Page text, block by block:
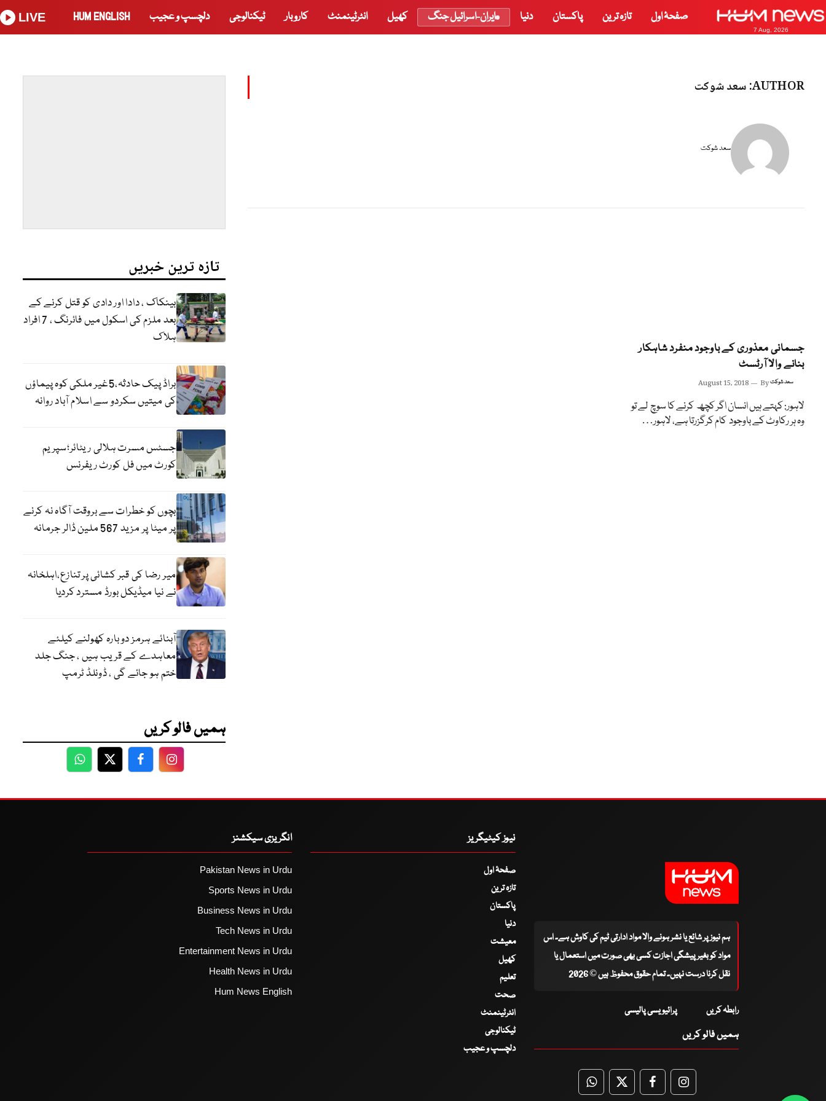
7 Aug, 2026
صفحۂ اول تازہ ترین پاکستان دنیا ایران-اسرائیل جنگ کھیل انٹرٹینمنٹ کاروبار ٹیکنالوجی دلچسپ و عجیب HUM ENGLISH
LIVE
AUTHOR: سعد شوکت
سعد شوکت
جسمانی معذوری کے باوجود منفرد شاہکار
بنانے والا آرٹسٹ
August 15, 2018 Byسعد شوکت
لاہور: کہتے ہیں انسان اگر کچھ کرنے کا سوچ لے تو
وہ ہر رکاوٹ کے باوجود کام کرگزرتا ہے، لاہور…
تازہ ترین خبریں
بینکاک ، دادا اور دادی کو قتل کرنے کے
بعد ملزم کی اسکول میں فائرنگ ، 7 افراد
ہلاک
براڈ پیک حادثہ،5غیر ملکی کوہ پیماؤں
کی میتیں سکردو سے اسلام آباد روانہ
جسٹس مسرت ہلالی ریٹائر؛سپریم
کورٹ میں فل کورٹ ریفرنس
بچوں کو خطرات سے بروقت آگاہ نہ کرنے
پر میٹا پر مزید 567 ملین ڈالر جرمانہ
میر رضا کی قبر کشائی پر تنازع،اہلخانہ
نے نیا میڈیکل بورڈ مسترد کردیا
آبنائے ہرمز دوبارہ کھولنے کیلئے
معاہدے کے قریب ہیں ، جنگ جلد
ختم ہو جائے گی ، ڈونلڈ ٹرمپ
ہمیں فالو کریں
WhatsApp
TwitterFacebookFacebook
ہم نیوز پر شائع یا نشر ہونے والا مواد ادارتی ٹیم کی کاوش ہے۔ اس
مواد کو بغیر پیشگی اجازت کسی بھی صورت میں استعمال یا
نقل کرنا درست نہیں۔ تمام حقوق محفوظ ہیں © 2026
رابطہ کریں پرائیویسی پالیسی
ہمیں فالو کریں
WhatsApp
TwitterFacebookFacebook
نیوز کیٹیگریز
صفحۂ اول
تازہ ترین
پاکستان
دنیا
معیشت
کھیل
تعلیم
صحت
انٹرٹینمنٹ
ٹیکنالوجی
دلچسپ و عجیب
انگریزی سیکشنز
Pakistan News in Urdu
Sports News in Urdu
Business News in Urdu
Tech News in Urdu
Entertainment News in Urdu
Health News in Urdu
Hum News English